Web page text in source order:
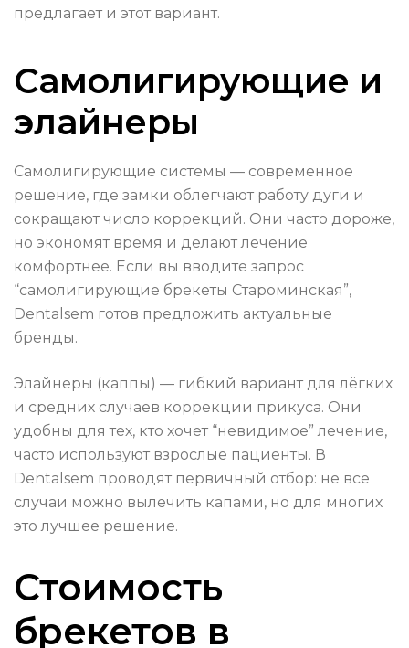
предлагает и этот вариант.
Самолигирующие и
элайнеры
Самолигирующие системы — современное
решение, где замки облегчают работу дуги и
сокращают число коррекций. Они часто дороже,
но экономят время и делают лечение
комфортнее. Если вы вводите запрос
“самолигирующие брекеты Староминская”,
Dentalsem готов предложить актуальные
бренды.
Элайнеры (каппы) — гибкий вариант для лёгких
и средних случаев коррекции прикуса. Они
удобны для тех, кто хочет “невидимое” лечение,
часто используют взрослые пациенты. В
Dentalsem проводят первичный отбор: не все
случаи можно вылечить капами, но для многих
это лучшее решение.
Стоимость
брекетов в